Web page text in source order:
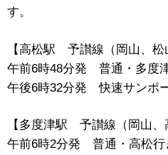
す。
【高松駅 予讃線（岡山、松
午前6時48分発 普通・多度
午後6時32分発 快速サンポ
【多度津駅 予讃線（岡山、
午前6時2分発 普通・高松行